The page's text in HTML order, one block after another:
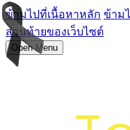
ข้ามไปที่เนื้อหาหลัก ข้าม
ส่วนท้ายของเว็บไซต์
Open Menu